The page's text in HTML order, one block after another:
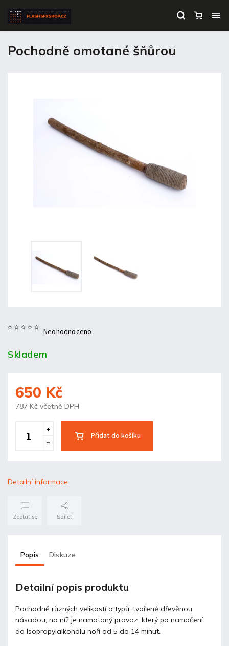
Pochodně omotané šňůrou
Neohodnoceno
Skladem
650 Kč
787 Kč včetně DPH
Přidat do košíku
Detailní informace
Zeptat se Sdílet
Popis Diskuze
Detailní popis produktu
Pochodně různých velikostí a typů, tvořené dřevěnou
násadou, na níž je namotaný provaz, který po namočení
do Isopropylalkoholu hoří od 5 do 14 minut.